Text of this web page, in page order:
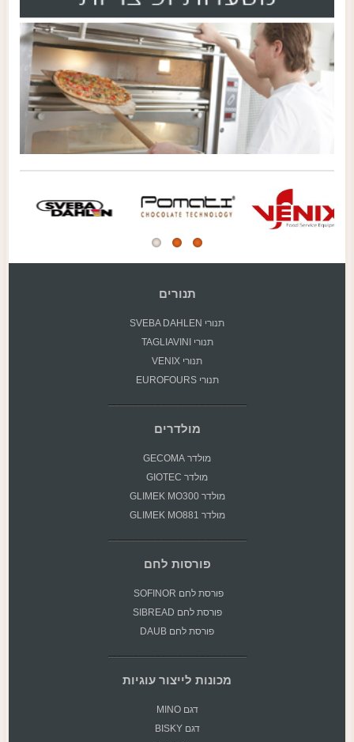
תנורים
תנורי SVEBA DAHLEN
תנורי TAGLIAVINI
תנורי VENIX
תנורי EUROFOURS
מולדרים
מולדר GECOMA
מולדר GIOTEC
מולדר GLIMEK MO300
מולדר GLIMEK MO881
פורסות לחם
פורסת לחם SOFINOR
פורסת לחם SIBREAD
פורסת לחם DAUB
מכונות לייצור עוגיות
דגם MINO
דגם BISKY